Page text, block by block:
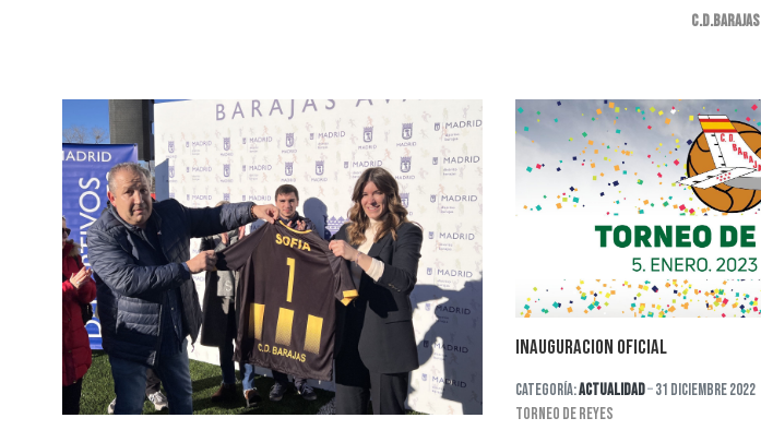
C.D.Barajas
INAUGURACION OFICIAL
Categoría:Actualidad 31 Diciembre 2022
TORNEO DE REYES